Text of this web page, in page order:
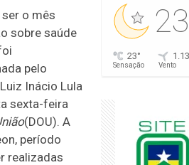
o mês
sobre saúde
pelo
Inácio Lula
sexta-feira
(DOU). A
período
realizadas
23°
Sensação Vento